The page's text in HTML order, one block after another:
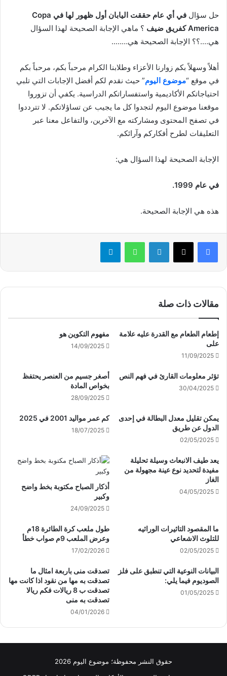
حل سؤال
في أي عام حققت اليابان أول ظهور لها في Copa
America كفريق ضيف
؟ ماهي الإجابة الصحيحة لهذا السؤال
هي….؟؟ الإجابة الصحيحة هي……..
أهلاً وسهلاً بكم زوارنا الأعزاء وطلابنا الكرام مرحباً بكم، مرحباً بكم
في موقع “موضوع اليوم” حيث نقدم لكم أفضل الإجابات التي تلبي
احتياجاتكم الأكاديمية واستفساراتكم الدراسية. يكفي أن تزوروا
موقعنا موضوع اليوم لتجدوا كل ما يجيب عن تساؤلاتكم. لا تترددوا
في تصفح المحتوى ومشاركته مع الآخرين، والتفاعل معنا عبر
التعليقات لطرح أفكاركم وآرائكم.
الإجابة الصحيحة لهذا السؤال هي:
في عام 1999.
هذه هي الإجابة الصحيحة.
لينكدإن واتساب تيلقرام
مقالات ذات صلة
إطعام الطعام مع القدرة عليه علامة
على
11/09/2025
مفهوم التكوين هو
14/09/2025
تؤثر معلومات القارئ في فهم النص
30/04/2025
أصغر جسيم من العنصر يحتفظ
بخواص المادة
28/09/2025
يمكن تقليل معدل البطالة في إحدى
الدول عن طريق
02/05/2025
كم عمر مواليد 2001 في 2025
18/07/2025
يعد طيف الانبعاث وسيلة تحليلة
مفيدة لتحديد نوع عينة مجهولة من
الغاز
04/05/2025
أذكار الصباح مكتوبة بخط واضح
وكبير
24/09/2025
ما المقصود التاثيرات الوراثيه
للتلوث الاشعاعي
02/05/2025
طول ملعب كرة الطائرة 18م
وعرض الملعب 9م صواب خطأ
17/02/2026
البيانات النوعية التي تنطبق على فلز
الصوديوم فيما يلي:
01/05/2025
تصدقت منى باربعة امثال ما
تصدقت به مها من نقود اذا كانت مها
تصدقت ب 8 ريالات فكم ريالا
تصدقت به منى
04/01/2026
حقوق النشر محفوظة؛ موضوع اليوم 2026